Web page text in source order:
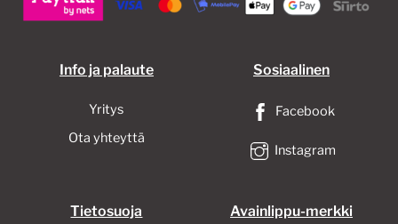
Info ja palaute
Yritys
Ota yhteyttä
Sosiaalinen
Facebook
Instagram
Tietosuoja Avainlippu-merkki